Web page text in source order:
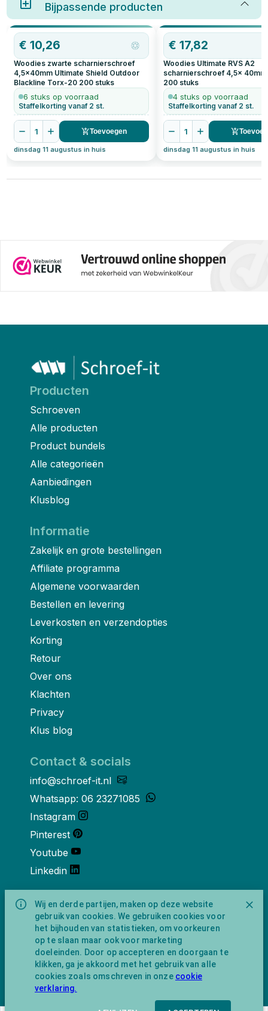
Wij en derde partijen, maken op deze website
gebruik van cookies. We gebruiken cookies voor
het bijhouden van statistieken, om voorkeuren
op te slaan maar ook voor marketing
doeleinden. Door op accepteren en doorgaan te
klikken, ga je akkoord met het gebruik van alle
cookies zoals omschreven in onze cookie
verklaring.
belangrijkste werkzaamheden
om jouw dakkapel professioneel
Bijpassende producten
€10,26
Woodies zwarte scharnierschroef
4,5x40mm Ultimate Shield Outdoor
Blackline Torx-20 200 stuks
6 stuks op voorraad
Staffelkorting vanaf 2 st.
1 Toevoegen
dinsdag 11 augustus in huis
€17,82
Woodies Ultimate RVS A2
scharnierschroef 4,5x
200 stuks
4 stuks op voorraad
Staffelkorting vanaf 2 st.
1
dinsdag 11 augustus in huis
Producten
Schroeven
Alle producten
Product bundels
Alle categorieën
Aanbiedingen
Klusblog
Informatie
Zakelijk en grote bestellingen
Affiliate programma
Algemene voorwaarden
Bestellen en levering
Leverkosten en verzendopties
Korting
Retour
Over ons
Klachten
Privacy
Klus blog
Contact & socials
info@schroef-it.nl
Whatsapp: 06 23271085
Instagram
Pinterest
Youtube
Linkedin
Over ons
Schroef-it is een handelsnaam van
NewFeather B.V. geregisteerd onder KVK
nummer 91702593 met BTW-
identificatienummer NL865743009B01.
Postadres Amsterdamseweg 91 1422 AC
Uithoorn (geen bezoekadres).